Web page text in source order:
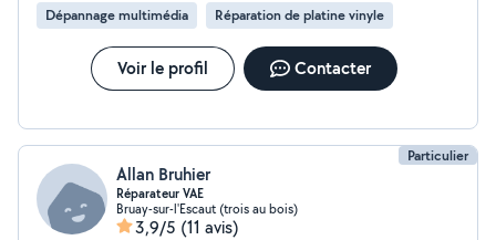
Dépannage multimédia Réparation de platine vinyle
Voir le profil Contacter
Particulier
Allan Bruhier
Réparateur VAE
Bruay-sur-l'Escaut (trois au bois)
3,9/5 (11 avis)